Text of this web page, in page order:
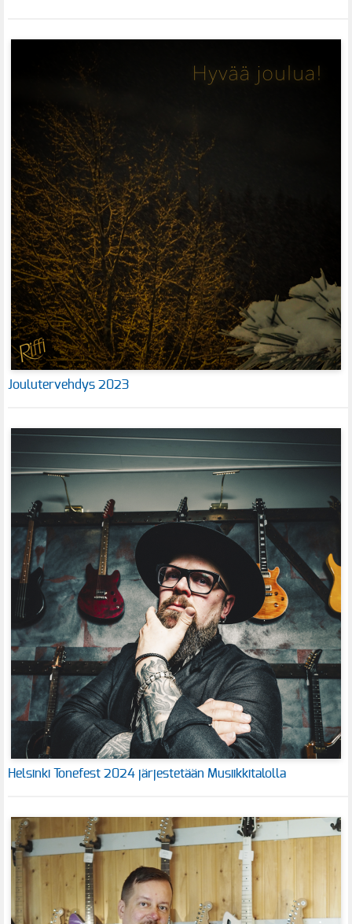
Joulutervehdys 2023
Helsinki Tonefest 2024 järjestetään Musiikkitalolla